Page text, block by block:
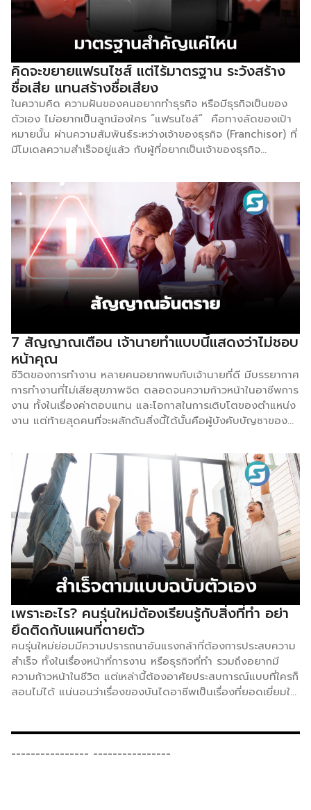
คิดจะขยายแฟรนไชส์ แต่ไร้มาตรฐาน ระวังสร้าง
ชื่อเสีย แทนสร้างชื่อเสียง
ในความคิด ความฝันของคนอยากทำธุรกิจ หรือมีธุรกิจเป็นของ
ตัวเอง ไม่อยากเป็นลูกน้องใคร “แฟรนไชส์” คือทางลัดของเป้า
หมายนั้น ผ่านความสัมพันธ์ระหว่างเจ้าของธุรกิจ (Franchisor) ที่
มีโมเดลความสำเร็จอยู่แล้ว กับผู้ที่อยากเป็นเจ้าของธุรกิจ
บริหารจัดการ และชื่อเสียงของแบรนด์ไปใช้ โดยที่เป้าหมายสูงสุด
คือลูกค้าไม่ว่าจะเดินเข้าร้านที่สาขาไหน ต้องได้รับประสบการณ์
รสชาติ และบริการที่เหมือนกับต้นฉบับ 100% [ทำไมธุรกิจแฟรน
ไชส์ถึงเป็นโมเดลที่น่าหลงใหล?] การเลือกขยายธุรกิจแบบแฟรน
ไชส์มีข้อดีหลายด้าน ในมุมของเจ้าของแบรนด์ นี่คือการ “โตแบบ
ก้าวกระโดดโดยใช้เงินทุนคนอื่น” ช่วยให้แบรนด์กระจายตัวไปทั่ว
ประเทศ หรือทั่วโลกได้ในเวลาอันรวดเร็ว ส่วนในมุมผู้ลงทุน มันคือ
การลดความเสี่ยง เพราะไม่ต้องไปลองผิดลองถูกเอง แค่เดินตาม
รอยเท้าของคนที่สำเร็จมาแล้วก็มีโอกาสรอดสูงกว่าการเริ่มจาก
มาตรฐานถึงสำคัญ? ลองจินตนาการเหตุการณ์ขึ้นมาว่าถ้าคุณไป
กินไก่ทอดแบรนด์หนึ่งที่กรุงเทพฯ แล้วอร่อยมาก จนติดใจ แต่
พอไปกินสาขาเชียงใหม่กลับเค็มจนกินไม่ได้ สิ่งที่เสียไปไม่ใช่แค่
เงินที่ต้องจ่ายไปเท่านั้น แต่มันคือ “ความเชื่อมั่น” ที่พังทลายลง
ของแบรนด์ ภาพลักษณ์ที่ถูกมองไม่เหมือนเดิมจากคนซื้อ ดัง
นั้น แฟรนไชส์ควรมีระบบที่เป็นมาตรฐานเดียวกันหมดในทุกสาขา
ผ่านการจัดการในเรื่องต่อไปนี้ – […]
7 สัญญาณเตือน เจ้านายทำแบบนี้แสดงว่าไม่ชอบ
หน้าคุณ
ชีวิตของการทำงาน หลายคนอยากพบกับเจ้านายที่ดี มีบรรยากาศ
การทำงานที่ไม่เสียสุขภาพจิต ตลอดจนความก้าวหน้าในอาชีพการ
งาน ทั้งในเรื่องค่าตอบแทน และโอกาสในการเติบโตของตำแหน่ง
งาน แต่ท้ายสุดคนที่จะผลักดันสิ่งนี้ได้นั้นคือผู้บังคับบัญชาของ
ใหม่คือการมีความรู้สึกว่าไม่ได้รับความเคารพจากผู้บังคับบัญชา
จนเป็นที่มาของการมองหาอะไรใหม่ ๆ เข้ามาแทนที่ เพื่อไม่อยากจะ
เสียเวลาไปแบบไร้ประโยชน์ โดยการไม่ได้รับความเคารพอาจจะมี
เหตุผลต่าง ๆ นานาที่บางครั้งอาจจะหาคำตอบ หรืออธิบายได้
Smartsme จะพามาสำรวจ 7 สัญญาณอันตรายว่าเหตุการณ์
แบบนี้แสดงว่าหัวหน้ากำลังไม่เคารพคุณแล้ว 1.พวกเขามีเรื่องแจ้ง
คุณอย่างเร่งด่วนให้คุณรีบทำอย่างเร็วที่สุด แต่เมื่อทำแล้วเรื่อง
นั้นกลับเงียบหายไป 2.พวกเขาโลเล เปลี่ยนใจทุกวันกับงานที่มอบ
หมายให้คุณทำ 3.พวกเขาขอตรวจสอบทุกงานที่คุณทำทุกครั้งที่ทำ
เสร็จ 4.พวกเขาให้คุณทำสิ่งที่ไม่จำเป็น และน่าเบื่อ 5.พวกเขา
ยกเลิกนัด หรือประชุมใหญ่กับคุณตลอดเวลา 6.คุณต้องเป็นฝ่าย
ไล่ตามเพื่อขอคำตอบ และการอนุมัติ 7.พวกเขาปัดข้อเสนอ หรือ
คำถามของคุณตกไป ดังนั้น หากเกิดสถานการณ์นี้ขึ้นกับคุณก็ถึง
เวลาแล้วว่าจะต้องเลือกว่าจะทำอย่างไร แน่นอนว่าอย่างแรกคือ
การทำความเข้าใจกับผู้บังคับบัญชาว่าสิ่งสำคัญที่สุดคืออะไรเพื่อให้
ความสัมพันธ์ในการทำงานเดินหน้าต่อไป ที่สำคัญคือการสื่อสาร
ต้องมีประสิทธิภาพ เพราะบางครั้งการขาดความเคารพเป็น
เชิงบวกก็สามารถทำงานร่วมกันต่อไป แต่หากมีทิศทางเชิงลบอาจ
เพราะอะไร? คนรุ่นใหม่ต้องเรียนรู้กับสิ่งที่ทำ อย่า
ยึดติดกับแผนที่ตายตัว
คนรุ่นใหม่ย่อมมีความปรารถนาอันแรงกล้าที่ต้องการประสบความ
สำเร็จ ทั้งในเรื่องหน้าที่การงาน หรือธุรกิจที่ทำ รวมถึงอยากมี
ความก้าวหน้าในชีวิต แต่เหล่านี้ต้องอาศัยประสบการณ์แบบที่ใครก็
สอนไม่ได้ แน่นอนว่าเรื่องของบันไดอาชีพเป็นเรื่องที่ยอดเยี่ยมใน
เกิดการเปลี่ยนสายงาน ย้ายแผนก หรือเกิดเหตุการณ์ไม่คาดฝัน
กับตัวเอง Lorraine Twohill หัวหน้าฝ่ายการตลาดของ Google
---------------- ----------------